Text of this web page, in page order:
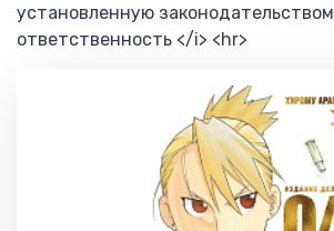
установленную законодательством
ответственность </i> <hr>